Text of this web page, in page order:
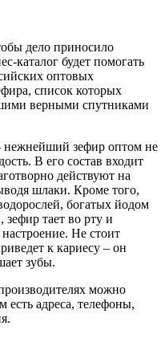
дело приносило
каталог будет помогать
оптовых
список которых
верными спутниками
нежнейший зефир оптом не
В его состав входит
действуют на
шлаки. Кроме того,
богатых йодом
тает во рту и
Не стоит
к кариесу – он
зубы.
можно
есть адреса, телефоны,